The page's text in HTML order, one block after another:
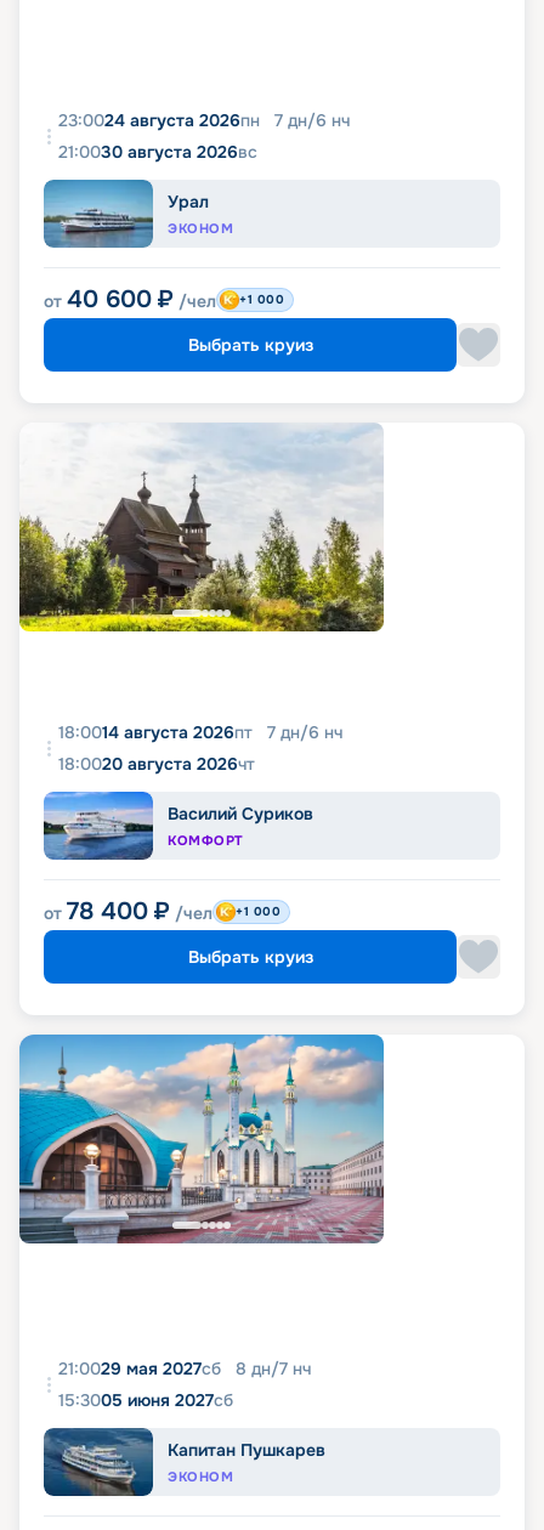
23:0024 августа 2026пн 7 дн/6 нч
21:0030 августа 2026вс
Урал
ЭКОНОМ
от 40 600 ₽ /чел +1 000
Выбрать круиз
18:0014 августа 2026пт 7 дн/6 нч
18:0020 августа 2026чт
Василий Суриков
КОМФОРТ
от 78 400 ₽ /чел +1 000
Выбрать круиз
21:0029 мая 2027сб 8 дн/7 нч
15:3005 июня 2027сб
Капитан Пушкарев
ЭКОНОМ